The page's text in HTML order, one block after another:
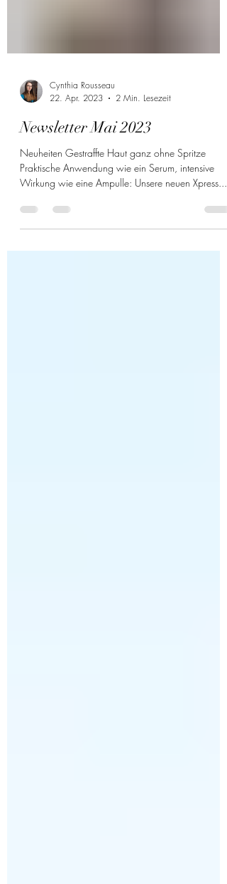
22. Apr. 2023
2 Min. Lesezeit
Newsletter Mai 2023
Neuheiten Gestraffte Haut ganz ohne Spritze
Wirkung wie eine Ampulle: Unsere neuen Xpress...